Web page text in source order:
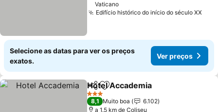
Vaticano
Edifício histórico do início do século XX
Selecione as datas para ver os preços
exatos.
Ver preços
PartilharAdicionar aos favoritos
Hotel Accademia
3 Estrelas
8,1 Muito boa
6.102
a 1.5 km de Coliseu